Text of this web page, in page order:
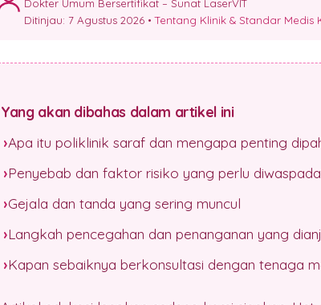
Dokter Umum Bersertifikat – Sunat LaserVIT
Ditinjau: 7 Agustus 2026 •Tentang Klinik & Standar Medis
Yang akan dibahas dalam artikel ini
Apa itu poliklinik saraf dan mengapa penting
Penyebab dan faktor risiko yang perlu
Gejala dan tanda yang sering muncul
Langkah pencegahan dan penanganan yang
Kapan sebaiknya berkonsultasi dengan tenaga